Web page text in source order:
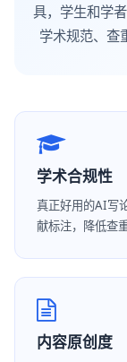
具，学生和学
学术规范、查
学术合规性
真正好用的AI写
献标注，降低查
内容原创度